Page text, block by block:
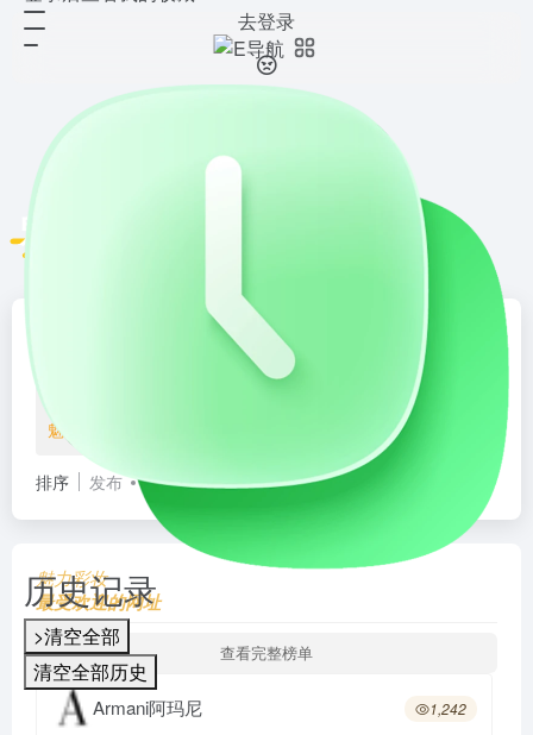
去登录
历史记录
>清空全部
清空全部历史
魅力彩妆
E导航 ios导航 次元导航 学
装修建材 母婴用品
魅力彩妆
排序 发布 更新 浏览 点赞
魅力彩妆
最受欢迎的网址
查看完整榜单
Armani阿玛尼 1,242